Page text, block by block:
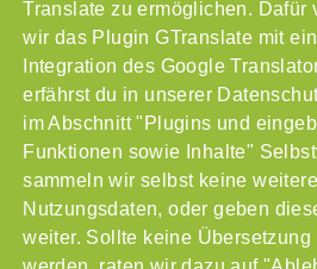
Translate zu ermöglichen. Dafür
wir das Plugin GTranslate mit
Integration des Google
erfährst du in unserer
im Abschnitt "Plugins und
Funktionen sowie Inhalte"
sammeln wir selbst keine
Nutzungsdaten, oder geben
weiter. Sollte keine Übersetzung
StoP
–
Stadtteile
ohne
Partnergewalt
e.V.
Pinnasberg
27
Intranet
Impressum
Datenschutzerklärung
Gefördert
durch